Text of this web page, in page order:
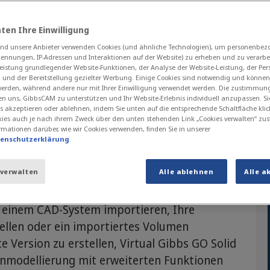
auf ein höheres Funktionslevel. Das
denGO TurningFunktionen.
CAD-System importieren, Ihre
oder ein importiertes Volumen
zu erstellen, Virtual Gibbs GO Solid
mit erweiterten Funktionen
Ihre Einwilligung
unsere Anbieter verwenden Cookies (und ähnliche Technologien), um
IP-Adressen und Interaktionen auf der Website) zu erheben und zu
grundlegender Website-Funktionen, der Analyse der Website-Leistung, der
der Bereitstellung gezielter Werbung. Einige Cookies sind notwendig und
während andere nur mit Ihrer Einwilligung verwendet werden. Die
uns, GibbsCAM zu unterstützen und Ihr Website-Erlebnis individuell anzupassen.
akzeptieren oder ablehnen, indem Sie unten auf die entsprechende Schaltfläche
auch je nach ihrem Zweck über den unten stehenden Link „Cookies verwalten“
darüber, wie wir Cookies verwenden, finden Sie in unserer
.
Alle ablehnen Alle